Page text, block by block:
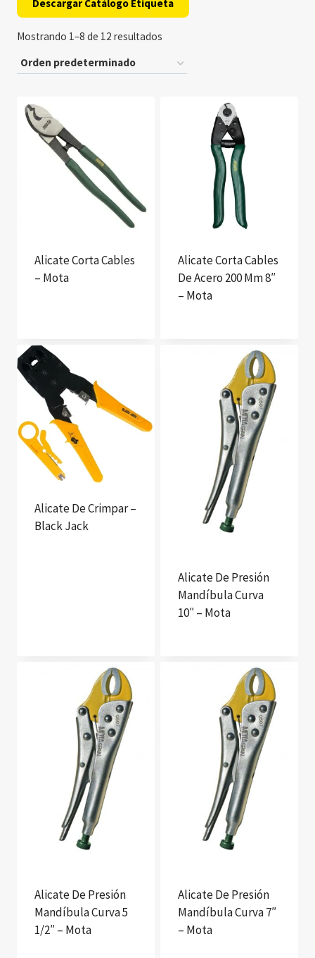
Descargar Catálogo Etiqueta
Mostrando 1–8 de 12 resultados
Alicate Corta Cables
– Mota
Alicate Corta Cables
De Acero 200 Mm 8″
– Mota
Alicate De Crimpar –
Black Jack
Alicate De Presión
Mandíbula Curva
10″ – Mota
Alicate De Presión
Mandíbula Curva 5
1/2″ – Mota
Alicate De Presión
Mandíbula Curva 7″
– Mota